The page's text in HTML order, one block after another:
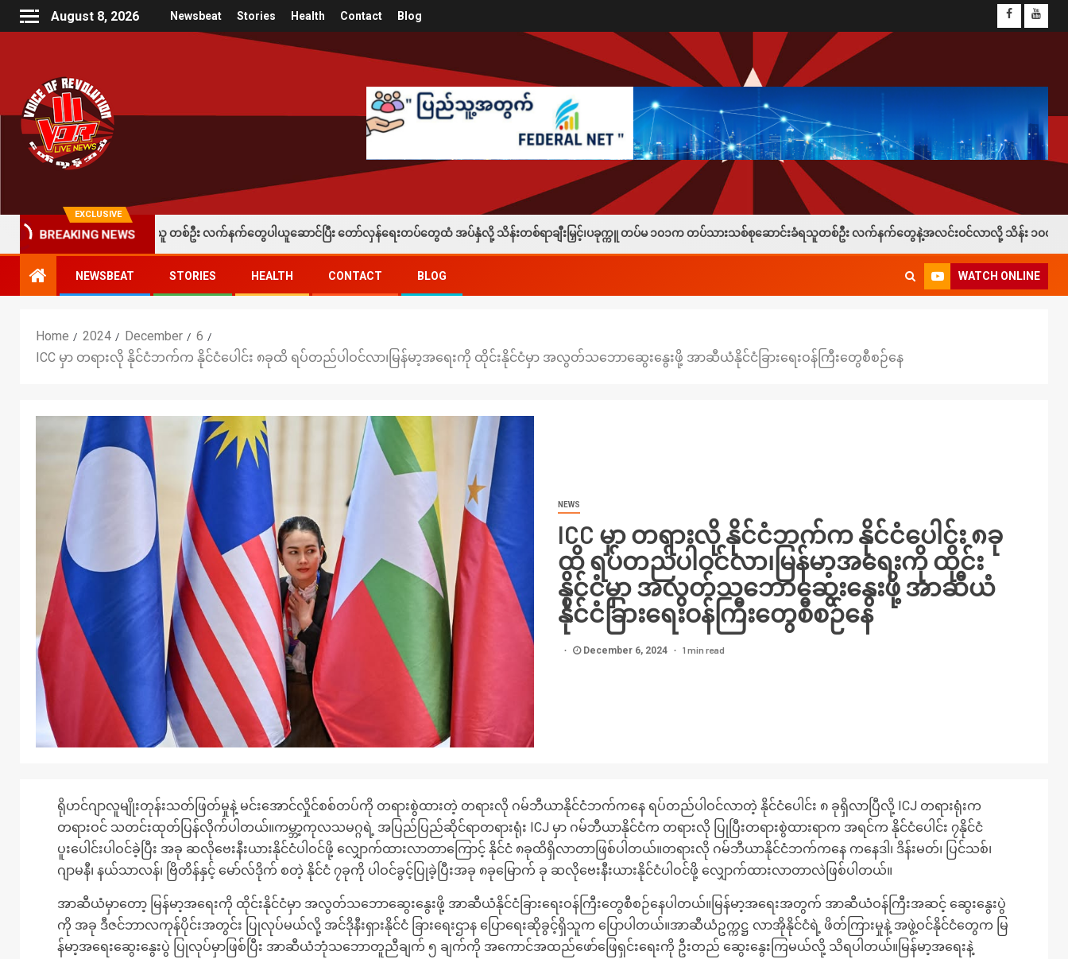
August 8, 2026 Newsbeat Stories Health Contact Blog
EXCLUSIVE
BREAKING NEWS
ခံထားရတဲ့ပြည်သူ တစ်ဦး လက်နက်တွေပါယူဆောင်ပြီး တော်လှန်ရေးတပ်တွေထံ အပ်နှံလို့ သိန်းတစ်ရာချီးမြှင့်၊ပခုက္ကူ တပ်မ ၁၀၁က တပ်သားသစ်စုဆောင်းခံရသူတစ်ဦး လက်နက်တွေနဲ့အလင်းဝင်လာလို့ သိန်း ၁၀၀နဲ့ ဖုန်း ၁လုံးချီးမြှင့်
NEWSBEAT STORIES HEALTH CONTACT BLOG WATCH ONLINE
Home 2024 December
6
ICC မှာ တရားလို နိုင်ငံဘက်က နိုင်ငံပေါင်း ၈ခုထိ ရပ်တည်ပါဝင်လာ၊မြန်မာ့အရေးကို ထိုင်းနိုင်ငံမှာ အလွတ်သဘောဆွေးနွေးဖို့ အာဆီယံနိုင်ငံခြားရေးဝန်ကြီးတွေစီစဉ်နေ
NEWS
ICC မှာ တရားလို နိုင်ငံဘက်က နိုင်ငံပေါင်း ၈ခု
ထိ ရပ်တည်ပါဝင်လာ၊မြန်မာ့အရေးကို ထိုင်း
နိုင်ငံမှာ အလွတ်သဘောဆွေးနွေးဖို့ အာဆီယံ
နိုင်ငံခြားရေးဝန်ကြီးတွေစီစဉ်နေ
December 6, 2024 1 min read
ရိုဟင်ဂျာလူမျိုးတုန်းသတ်ဖြတ်မှုနဲ့ မင်းအောင်လှိုင်စစ်တပ်ကို တရားစွဲထားတဲ့ တရားလို ဂမ်ဘီယာနိုင်ငံဘက်ကနေ ရပ်တည်ပါဝင်လာတဲ့ နိုင်ငံပေါင်း ၈ ခုရှိလာပြီလို့ ICJ တရားရုံးက
တရားဝင် သတင်းထုတ်ပြန်လိုက်ပါတယ်။ကမ္ဘာ့ကုလသမဂ္ဂရဲ့ အပြည်ပြည်ဆိုင်ရာတရားရုံး ICJ မှာ ဂမ်ဘီယာနိုင်ငံက တရားလို ပြုပြီးတရားစွဲထားရာက အရင်က နိုင်ငံပေါင်း ၇နိုင်ငံ
ပူးပေါင်းပါဝင်ခဲ့ပြီး အခု ဆလိုဗေးနီးယားနိုင်ငံပါဝင်ဖို့ လျှောက်ထားလာတာကြောင့် နိုင်ငံ ၈ခုထိရှိလာတာဖြစ်ပါတယ်။တရားလို ဂမ်ဘီယာနိုင်ငံဘက်ကနေ ကနေဒါ၊ ဒိန်းမတ်၊ ပြင်သစ်၊
ဂျာမနီ၊ နယ်သာလန်၊ ဗြိတိန်နှင့် မော်လ်ဒိုက် စတဲ့ နိုင်ငံ ၇ခုကို ပါဝင်ခွင့်ပြုခဲ့ပြီးအခု ၈ခုမြောက် ခု ဆလိုဗေးနီးယားနိုင်ငံပါဝင်ဖို့ လျှောက်ထားလာတာလဲဖြစ်ပါတယ်။
အာဆီယံမှာတော့ မြန်မာ့အရေးကို ထိုင်းနိုင်ငံမှာ အလွတ်သဘောဆွေးနွေးဖို့ အာဆီယံနိုင်ငံခြားရေးဝန်ကြီးတွေစီစဉ်နေပါတယ်။မြန်မာ့အရေးအတွက် အာဆီယံဝန်ကြီးအဆင့် ဆွေးနွေးပွဲ
ကို အခု ဒီဇင်ဘာလကုန်ပိုင်းအတွင်း ပြုလုပ်မယ်လို့ အင်ဒိုနီးရှားနိုင်ငံ ခြားရေးဌာန ပြောရေးဆိုခွင့်ရှိသူက ပြောပါတယ်။အာဆီယံဥက္ကဋ္ဌ လာအိုနိုင်ငံရဲ့ ဖိတ်ကြားမှုနဲ့ အဖွဲ့ဝင်နိုင်ငံတွေက မြ
န်မာ့အရေးဆွေးနွေးပွဲ ပြုလုပ်မှာဖြစ်ပြီး အာဆီယံဘုံသဘောတူညီချက် ၅ ချက်ကို အကောင်အထည်ဖော်ဖြေရှင်းရေးကို ဦးတည် ဆွေးနွေးကြမယ်လို့ သိရပါတယ်။မြန်မာ့အရေးနဲ့